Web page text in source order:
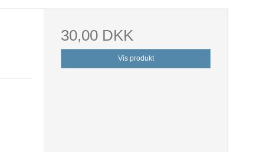
30,00 DKK
Vis produkt